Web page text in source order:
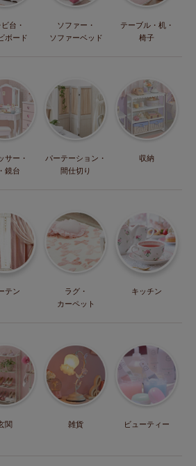
台・
ボード
ソファー・
ソファーベッド
テーブル・机・
椅子
サー・
鏡台
パーテーション・
間仕切り
収納
テン
ラグ・
カーペット
キッチン
関 雑貨 ビューティー